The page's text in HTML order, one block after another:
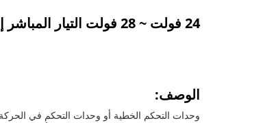
24 فولت ~ 28 فولت التيار المباشر إمدادات الطاقة الصفية محرك التحكم مربع التحكم عن بعد لاسلكي 2 محرك التحكم الكهربائي
الوصف:
وحدات التحكم الخطية أو وحدات التحكم في